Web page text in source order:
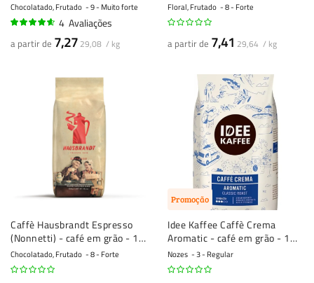
Chocolatado, Frutado 9 - Muito forte
4 Avaliações
a partir de 7,27 29,08 / kg
Floral, Frutado 8 - Forte
a partir de 7,41 29,64 / kg
Caffè Hausbrandt Espresso
(Nonnetti) - café em grão - 1
quilo
Chocolatado, Frutado 8 - Forte
Promoção
Idee Kaffee Caffè Crema
Aromatic - café em grão - 1
quilo
Nozes 3 - Regular